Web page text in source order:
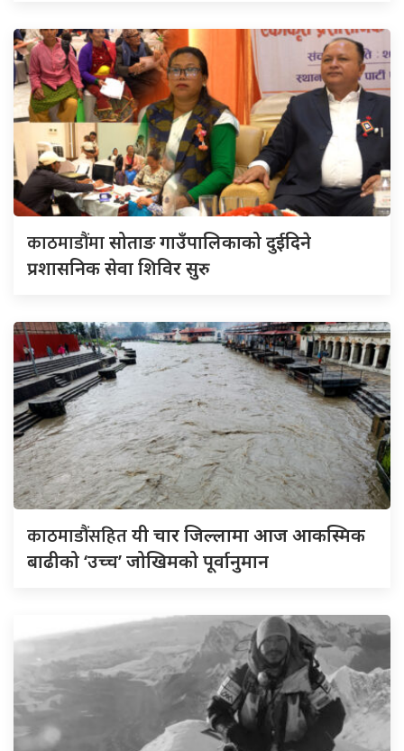
काठमाडौंमासोताङ गाउँपालिकाको दुईदिने
प्रशासनिक सेवा शिविर सुरु
काठमाडौंसहितयी चार जिल्लामा आज आकस्मिक
बाढीको ‘उच्च’ जोखिमको पूर्वानुमान